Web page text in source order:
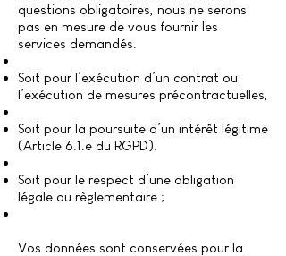
questions obligatoires, nous ne serons
pas en mesure de vous fournir les
services demandés.
Soit pour l’exécution d’un contrat ou
l’exécution de mesures précontractuelles,
Soit pour la poursuite d’un intérêt légitime
(Article 6.1.e du RGPD).
Soit pour le respect d’une obligation
légale ou règlementaire ;
Vos données sont conservées pour la